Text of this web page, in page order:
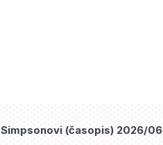
Simpsonovi (časopis) 2026/06